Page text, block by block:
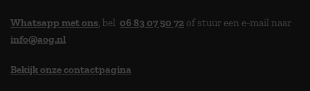
Whatsapp met ons, bel 06 83 07 50 72 of stuur een e-mail naar
info@aog.nl
Bekijk onze contactpagina